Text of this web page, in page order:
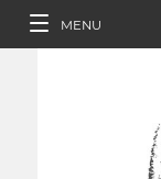
MENU